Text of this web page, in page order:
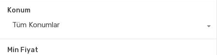
Konum
Tüm Konumlar
Min Fiyat